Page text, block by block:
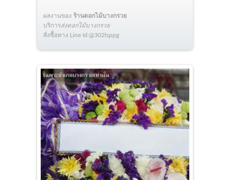
ผลงานของ ร้านดอกไม้บางกรวย
บริการส่งดอกไม้บางกรวย
สั่งซื้อทาง Line Id:@302lsppg